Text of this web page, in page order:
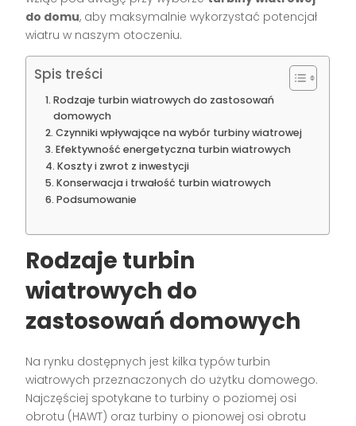
do domu, aby maksymalnie wykorzystać potencjał
wiatru w naszym otoczeniu.
Spis treści
Rodzaje turbin wiatrowych do zastosowań
domowych
Czynniki wpływające na wybór turbiny wiatrowej
Efektywność energetyczna turbin wiatrowych
Koszty i zwrot z inwestycji
Konserwacja i trwałość turbin wiatrowych
Podsumowanie
Rodzaje turbin
wiatrowych do
zastosowań domowych
Na rynku dostępnych jest kilka typów turbin
wiatrowych przeznaczonych do użytku domowego.
Najczęściej spotykane to turbiny o poziomej osi
obrotu (HAWT) oraz turbiny o pionowej osi obrotu